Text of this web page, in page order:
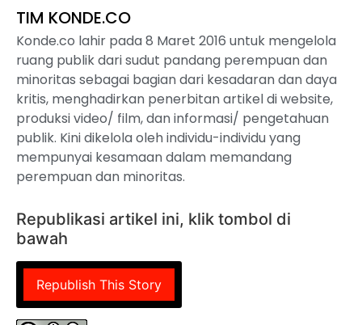
TIM KONDE.CO
Konde.co lahir pada 8 Maret 2016 untuk mengelola
ruang publik dari sudut pandang perempuan dan
minoritas sebagai bagian dari kesadaran dan daya
kritis, menghadirkan penerbitan artikel di website,
produksi video/ film, dan informasi/ pengetahuan
publik. Kini dikelola oleh individu-individu yang
mempunyai kesamaan dalam memandang
perempuan dan minoritas.
Republikasi artikel ini, klik tombol di
bawah
Republish This Story